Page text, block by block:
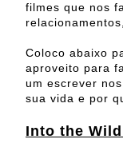
filmes que nos
Coloco abaixo
aproveito para
um escrever
sua vida e por
Into the